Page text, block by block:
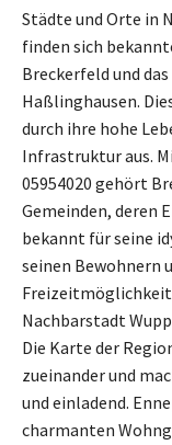
Städte und Orte in
finden sich
Breckerfeld und
Haßlinghausen.
durch ihre hohe
Infrastruktur aus.
05954020 gehört
Gemeinden, deren
bekannt für seine
seinen Bewohnern
Nachbarstadt
Die Karte der
zueinander und
und einladend.
charmanten